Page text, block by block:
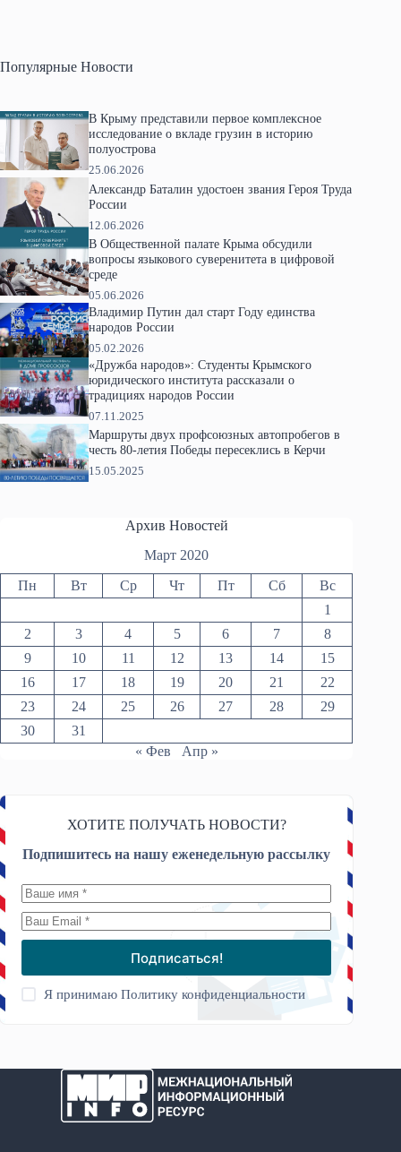
Популярные Новости
В Крыму представили первое комплексное
исследование о вкладе грузин в историю
полуострова
25.06.2026
Александр Баталин удостоен звания Героя Труда
России
12.06.2026
В Общественной палате Крыма обсудили
вопросы языкового суверенитета в цифровой
среде
05.06.2026
Владимир Путин дал старт Году единства
народов России
05.02.2026
«Дружба народов»: Студенты Крымского
юридического института рассказали о
традициях народов России
07.11.2025
Маршруты двух профсоюзных автопробегов в
честь 80-летия Победы пересеклись в Керчи
15.05.2025
Архив Новостей
Март 2020
Пн Вт Ср Чт Пт Сб
Вс
1
2
3 4 5 6 7
8
9
10 11 12 13 14
15
16
17 18 19 20 21
22
23
24 25 26 27 28
29
30
31
« Фев
Апр »
ХОТИТЕ ПОЛУЧАТЬ НОВОСТИ?
Подпишитесь на нашу еженедельную рассылку
Подписаться!
Я принимаюПолитику конфиденциальности